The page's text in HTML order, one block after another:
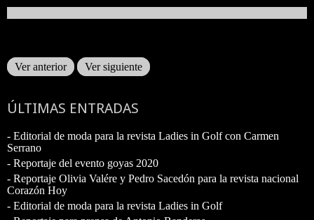
Ver anterior Ver siguiente
ÚLTIMAS ENTRADAS
- Editorial de moda para la revista Ladies in Golf con Carmen
Serrano
- Reportaje del evento goyas 2020
- Reportaje Olivia Valére y Pedro Sacedón para la revista nacional
Corazón Hoy
- Editorial de moda para la revista Ladies in Golf